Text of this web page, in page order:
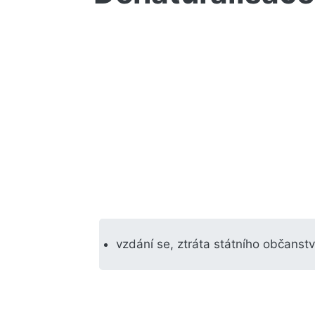
vzdání se, ztráta státního